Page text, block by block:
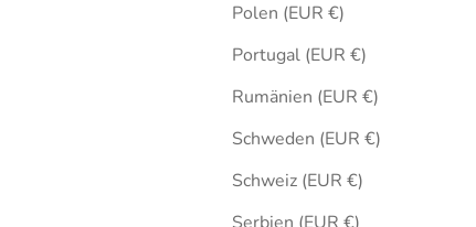
Polen (EUR €)
Portugal (EUR €)
Rumänien (EUR €)
Schweden (EUR €)
Schweiz (EUR €)